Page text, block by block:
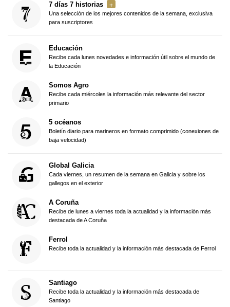
7 días 7 historias
Una selección de los mejores contenidos de la semana, exclusiva
para suscriptores
Educación
Recibe cada lunes novedades e información útil sobre el mundo de
la Educación
Somos Agro
Recibe cada miércoles la información más relevante del sector
primario
5 océanos
Boletín diario para marineros en formato comprimido (conexiones de
baja velocidad)
Global Galicia
Cada viernes, un resumen de la semana en Galicia y sobre los
gallegos en el exterior
A Coruña
Recibe de lunes a viernes toda la actualidad y la información más
destacada de A Coruña
Ferrol
Recibe toda la actualidad y la información más destacada de Ferrol
Santiago
Recibe toda la actualidad y la información más destacada de
Santiago